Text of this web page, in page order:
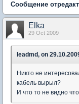
Сообщение
Elka
29 Oct 2009
leadmd, on
Никто не
кабель вырыл?
И что то не видно